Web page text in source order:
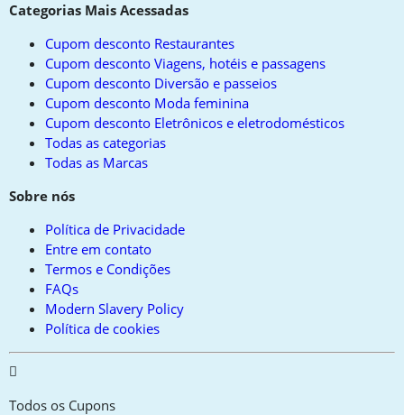
Categorias Mais Acessadas
Cupom desconto Restaurantes
Cupom desconto Viagens, hotéis e passagens
Cupom desconto Diversão e passeios
Cupom desconto Moda feminina
Cupom desconto Eletrônicos e eletrodomésticos
Todas as categorias
Todas as Marcas
Sobre nós
Política de Privacidade
Entre em contato
Termos e Condições
FAQs
Modern Slavery Policy
Política de cookies
Todos os Cupons